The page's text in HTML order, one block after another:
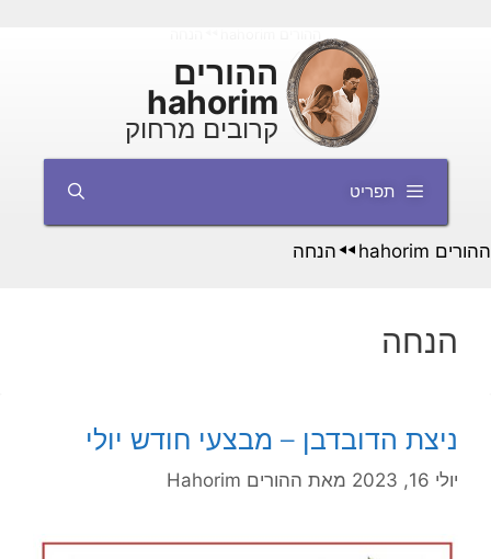
ההורים
hahorim
קרובים מרחוק
תפריט
ההורים hahorim ◄◄ הנחה
הנחה
ניצת הדובדבן – מבצעי חודש יולי
יולי 16, 2023 מאת ההורים Hahorim